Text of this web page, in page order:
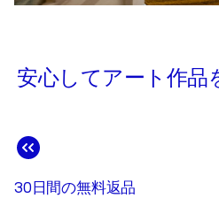
安心してアート作品
30日間の無料返品